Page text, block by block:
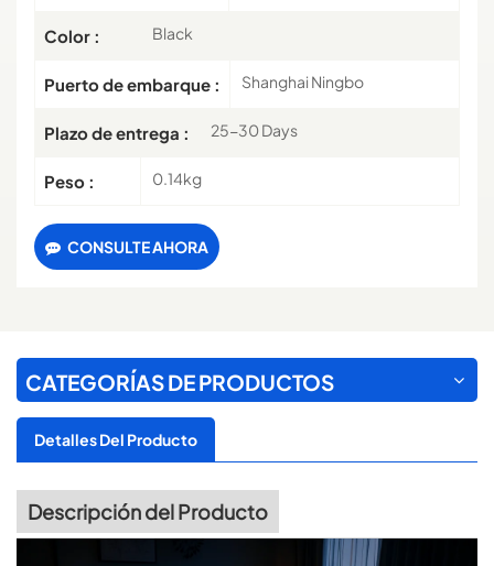
Color : Black
Puerto de embarque : Shanghai Ningbo
Plazo de entrega : 25-30 Days
Peso : 0.14kg
CONSULTE AHORA
CATEGORÍAS DE PRODUCTOS
Detalles Del Producto
Descripción del Producto